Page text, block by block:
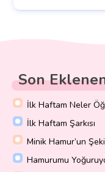
Son
İlk Haftam Neler
İlk Haftam Şarkısı
Minik Hamur’un
Hamurumu